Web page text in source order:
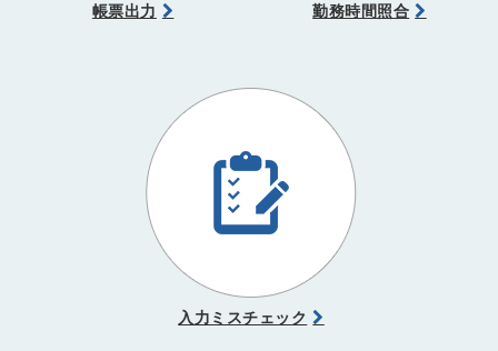
帳票出力 勤務時間照合
入力ミスチェック